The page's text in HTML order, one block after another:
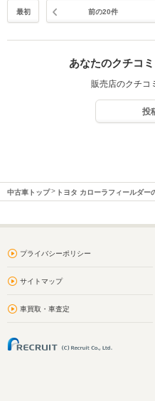
最初 前の20件
あなたのクチコ
販売店のクチコ
投
中古車トップ トヨタ カローラフィールダー
プライバシーポリシー
サイトマップ
車買取・車査定